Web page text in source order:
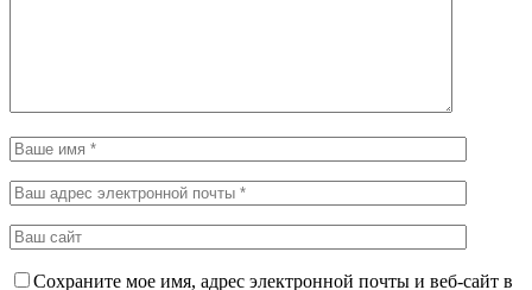
Сохраните мое имя, адрес электронной почты и веб-сайт в